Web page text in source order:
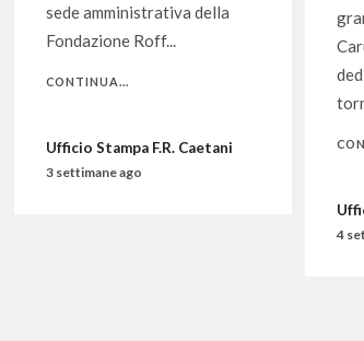
sede amministrativa della
Fondazione Roff...
CONTINUA...
Ufficio Stampa F.R. Caetani
3 settimane ago
4